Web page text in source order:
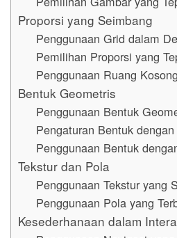
Proporsi yang Seimbang
Penggunaan Grid dalam
Pemilihan Proporsi yang
Penggunaan Ruang Kosong
Bentuk Geometris
Penggunaan Bentuk
Pengaturan Bentuk
Penggunaan Bentuk
Tekstur dan Pola
Penggunaan Tekstur yang
Penggunaan Pola yang
Kesederhanaan dalam